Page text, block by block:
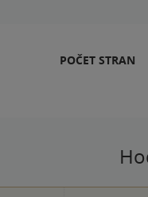
POČET STRAN